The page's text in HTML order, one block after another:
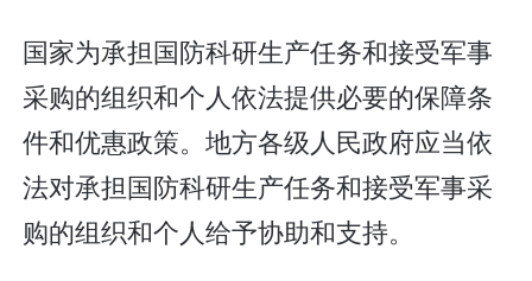
国家为承担国防科研生产任务和接受军事
采购的组织和个人依法提供必要的保障条
件和优惠政策。地方各级人民政府应当依
法对承担国防科研生产任务和接受军事采
购的组织和个人给予协助和支持。